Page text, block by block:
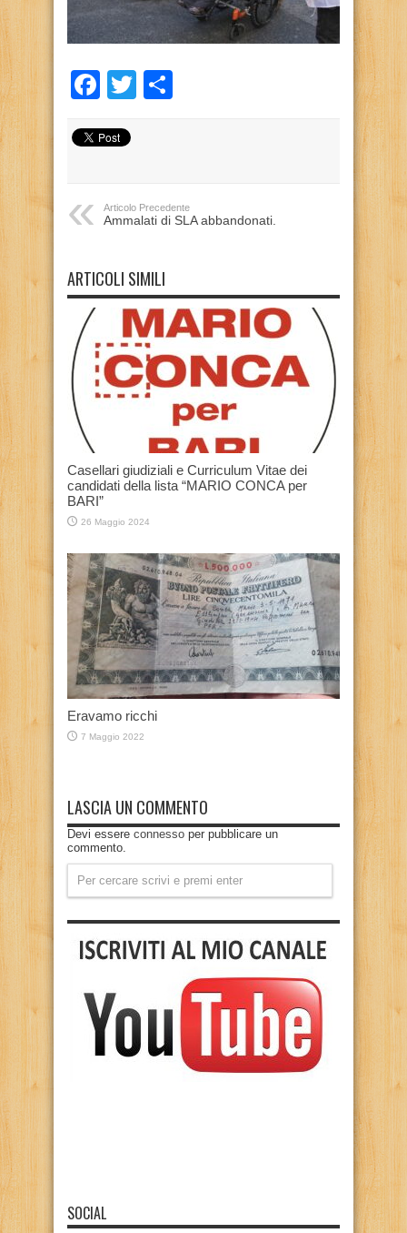
Facebook
Twitter
Articolo Precedente
Ammalati di SLA abbandonati.
ARTICOLI SIMILI
Casellari giudiziali e Curriculum Vitae dei
candidati della lista “MARIO CONCA per
BARI”
26 Maggio 2024
Eravamo ricchi
7 Maggio 2022
LASCIA UN COMMENTO
Devi essere connesso per pubblicare un
commento.
SOCIAL